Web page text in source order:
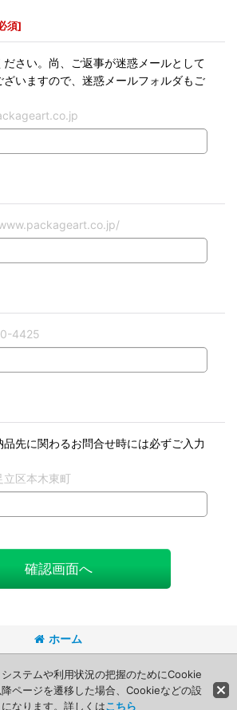
須]
ださい。尚、ご返事が迷惑メールとして
いますので、迷惑メールフォルダもご
4425
先に関わるお問合せ時には必ずご入力
立区本木東町
確認画面へ
ホーム
ステムや利用状況の把握のためにCookie
ページを遷移した場合、Cookieなどの設
なります。詳しくはこちら